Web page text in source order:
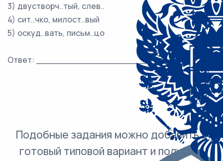
3) двустворч..тый, слев..
4) сит..чко, милост..вый
5) оскуд..вать, письм..цо
Ответ: ___________________________.
Подобные задания можно добавить в
готовый типовой вариант и получить